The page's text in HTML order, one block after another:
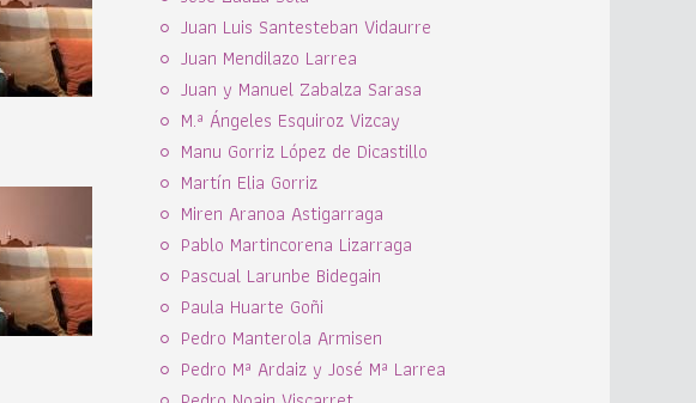
Juan Luis Santesteban Vidaurre
Juan Mendilazo Larrea
Juan y Manuel Zabalza Sarasa
M.ª Ángeles Esquiroz Vizcay
Manu Gorriz López de Dicastillo
Martín Elia Gorriz
Miren Aranoa Astigarraga
Pablo Martincorena Lizarraga
Pascual Larunbe Bidegain
Paula Huarte Goñi
Pedro Manterola Armisen
Pedro Mª Ardaiz y José Mª Larrea